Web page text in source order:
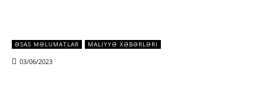
ƏSAS MƏLUMATLAR MALIYYƏ XƏBƏRLƏRI
03/06/2023